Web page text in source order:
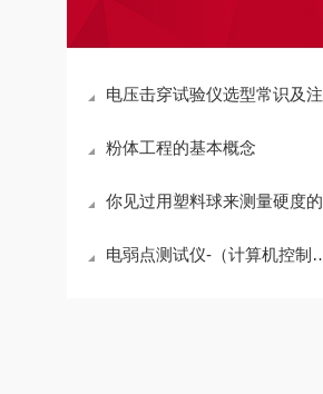
电压击穿试验仪选型常识及注意事项
粉体工程的基本概念
你见过用塑料球来测量硬度的仪器吗？
电弱点测试仪-（计算机控制）-使用指南